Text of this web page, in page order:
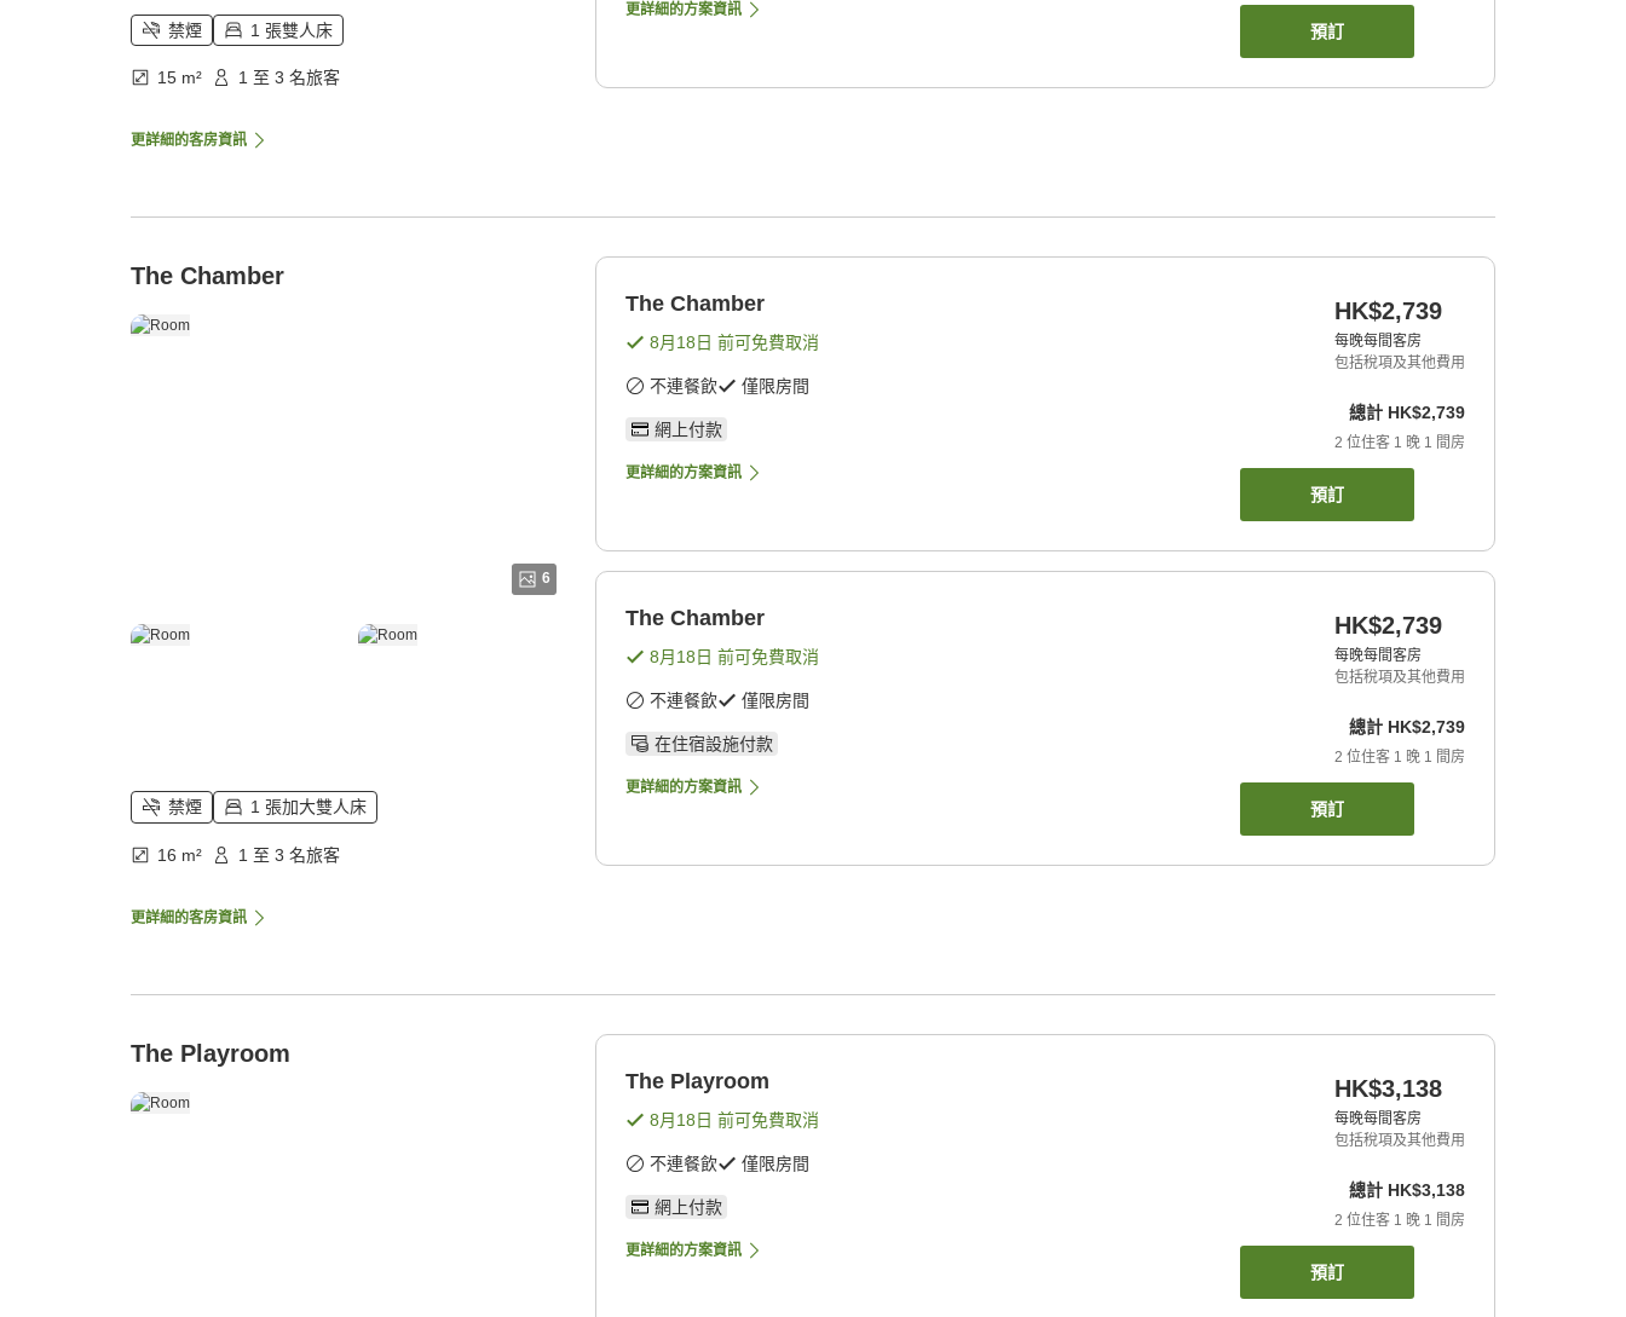
禁煙 1 張雙人床
15 m² 1 至 3 名旅客
更詳細的客房資訊
更詳細的方案資訊
預訂
The Chamber
6
禁煙 1 張加大雙人床
16 m² 1 至 3 名旅客
更詳細的客房資訊
The Chamber
8月18日 前可免費取消
不連餐飲 僅限房間
網上付款
更詳細的方案資訊
HK$2,739
每晚每間客房
包括稅項及其他費用
總計 HK$2,739
2 位住客 1 晚 1 間房
預訂
The Chamber
8月18日 前可免費取消
不連餐飲 僅限房間
在住宿設施付款
更詳細的方案資訊
HK$2,739
每晚每間客房
包括稅項及其他費用
總計 HK$2,739
2 位住客 1 晚 1 間房
預訂
The Playroom
The Playroom
8月18日 前可免費取消
不連餐飲 僅限房間
網上付款
更詳細的方案資訊
HK$3,138
每晚每間客房
包括稅項及其他費用
總計 HK$3,138
2 位住客 1 晚 1 間房
預訂